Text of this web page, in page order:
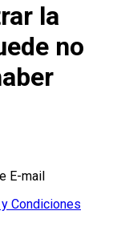
la
no
E-mail
Condiciones